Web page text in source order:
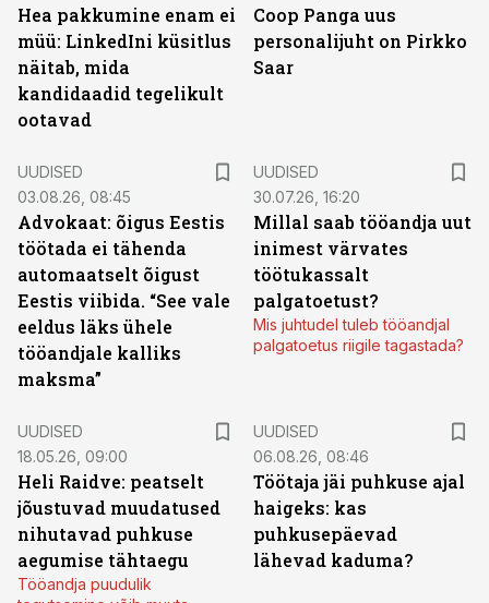
Hea pakkumine enam ei
müü: LinkedIni küsitlus
näitab, mida
kandidaadid tegelikult
ootavad
Coop Panga uus
personalijuht on Pirkko
Saar
UUDISED
03.08.26, 08:45
Advokaat: õigus Eestis
töötada ei tähenda
automaatselt õigust
Eestis viibida. “See vale
eeldus läks ühele
tööandjale kalliks
maksma”
UUDISED
30.07.26, 16:20
Millal saab tööandja uut
inimest värvates
töötukassalt
palgatoetust?
Mis juhtudel tuleb tööandjal
palgatoetus riigile tagastada?
UUDISED
18.05.26, 09:00
Heli Raidve: peatselt
jõustuvad muudatused
nihutavad puhkuse
aegumise tähtaegu
Tööandja puudulik
UUDISED
06.08.26, 08:46
Töötaja jäi puhkuse ajal
haigeks: kas
puhkusepäevad
lähevad kaduma?